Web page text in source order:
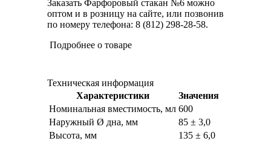
Заказать Фарфоровый стакан №6 можно
оптом и в розницу на сайте, или позвонив
по номеру телефона: 8 (812) 298-28-58.
Подробнее о товаре
Техническая информация
Характеристики
Значения
Номинальная вместимость, мл 600
Наружный Ø дна, мм
85 ± 3,0
Высота, мм
135 ± 6,0